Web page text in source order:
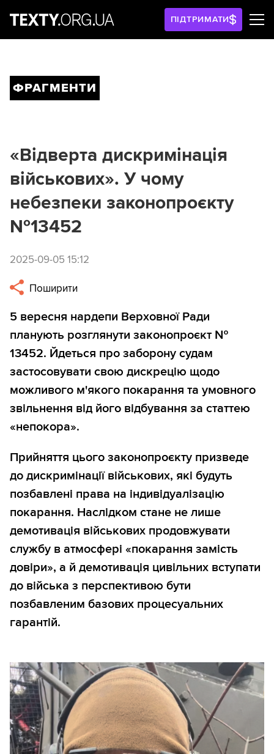
ПІДТРИМАТИ
ФРАГМЕНТИ
«Відверта дискримінація
військових». У чому
небезпеки законопроєкту
№13452
2025-09-05 15:12
Поширити
5 вересня нардепи Верховної Ради
планують розглянути законопроєкт №
13452. Йдеться про заборону судам
застосовувати свою дискрецію щодо
можливого м'якого покарання та умовного
звільнення від його відбування за статтею
«непокора».
Прийняття цього законопроєкту призведе
до дискримінації військових, які будуть
позбавлені права на індивідуалізацію
покарання. Наслідком стане не лише
демотивація військових продовжувати
службу в атмосфері «покарання замість
довіри», а й демотивація цивільних вступати
до війська з перспективою бути
позбавленим базових процесуальних
гарантій.